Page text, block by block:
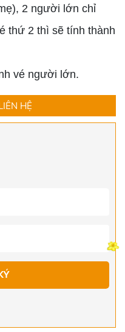
2 người lớn chỉ
thứ 2 thì sẽ tính thành
vé người lớn.
HỆ
- HỘI AN - HUẾ - ĐỘNG
4 NGÀY 4 ĐÊM